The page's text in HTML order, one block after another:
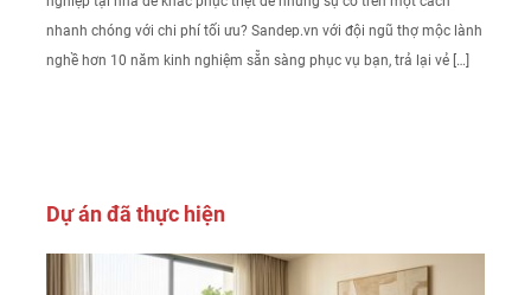
nhanh chóng với chi phí tối ưu? Sandep.vn với đội ngũ thợ mộc lành
nghề hơn 10 năm kinh nghiệm sẵn sàng phục vụ bạn, trả lại vẻ […]
Dự án đã thực hiện